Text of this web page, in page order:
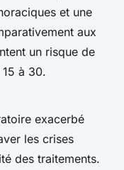
et une
aux
un risque de
à 30.
exacerbé
les crises
des traitements.